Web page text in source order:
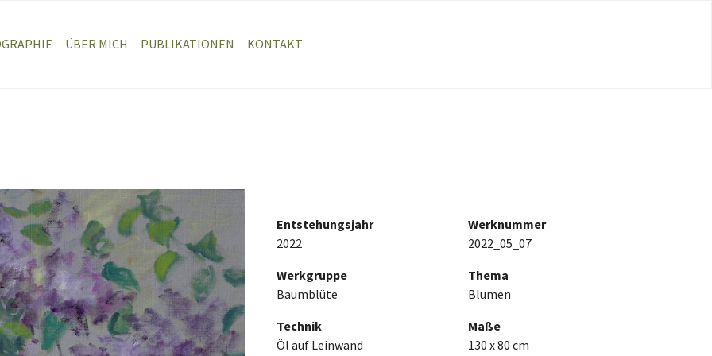
ÜBER MICH PUBLIKATIONEN KONTAKT
Entstehungsjahr
2022
Werknummer
2022_05_07
Werkgruppe
Baumblüte
Thema
Blumen
Technik
Öl auf Leinwand
Maße
130 x 80 cm